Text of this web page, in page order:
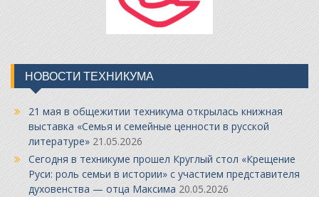
НОВОСТИ ТЕХНИКУМА
21 мая в общежитии техникума открылась книжная
выставка «Семья и семейные ценности в русской
литературе» 21.05.2026
Сегодня в техникуме прошел Круглый стол «Крещение
Руси: роль семьи в истории» с участием представителя
духовенства — отца Максима 20.05.2026